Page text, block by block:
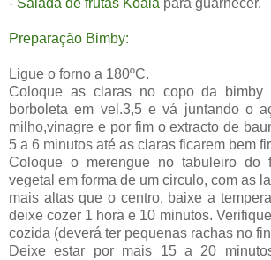
- Salada de frutas Koala para guarnecer.
Preparação Bimby:
Ligue o forno a 180ºC.
Coloque as claras no copo da bimby
borboleta em vel.3,5 e vá juntando o
milho,vinagre e por fim o extracto de
5 a 6 minutos até as claras ficarem bem
Coloque o merengue no tabuleiro do
vegetal em forma de um circulo, com as
mais altas que o centro, baixe a
deixe cozer 1 hora e 10 minutos.
cozida (deverá ter pequenas rachas no
Deixe estar por mais 15 a 20